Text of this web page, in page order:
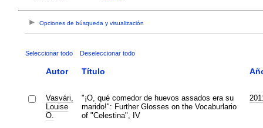
Opciones de búsqueda y visualización
Seleccionar todo Deseleccionar todo
Autor Título
Vasvári,
Louise
O.
"¡O, qué comedor de huevos assados era su
marido!": Further Glosses on the Vocaburlario
of "Celestina", IV